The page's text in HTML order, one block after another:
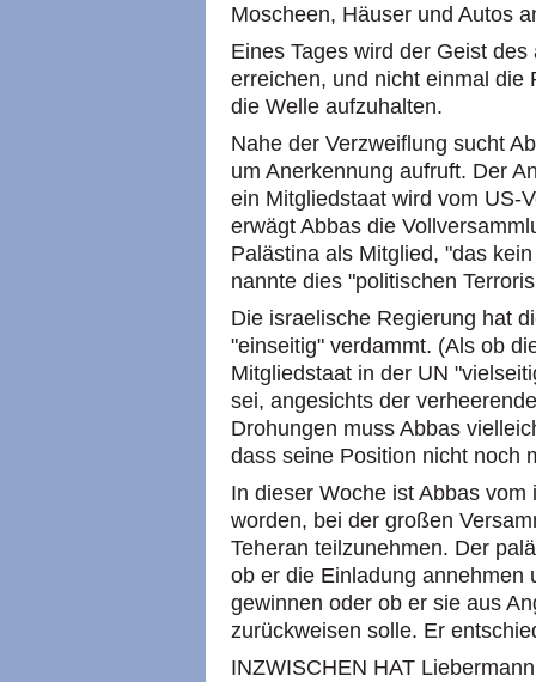
Moscheen, Häuser und Autos
Eines Tages wird der Geist
erreichen, und nicht einmal die
die Welle aufzuhalten.
Nahe der Verzweiflung sucht
um Anerkennung aufruft. Der
ein Mitgliedstaat wird vom US-
erwägt Abbas die
Palästina als Mitglied, "das
nannte dies "politischen
Die israelische Regierung hat
"einseitig" verdammt. (Als ob
Mitgliedstaat in der UN
sei, angesichts der
Drohungen muss Abbas
dass seine Position nicht noch
In dieser Woche ist Abbas
worden, bei der großen
Teheran teilzunehmen. Der
ob er die Einladung annehmen
gewinnen oder ob er sie aus
zurückweisen solle. Er
INZWISCHEN HAT